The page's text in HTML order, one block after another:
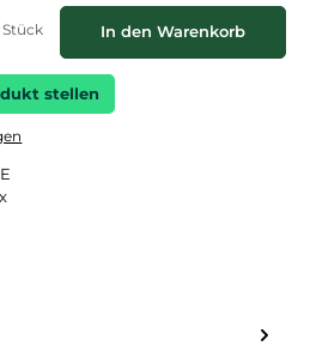
Wert ein oder benutze die
Stück In den Warenkorb
stellen